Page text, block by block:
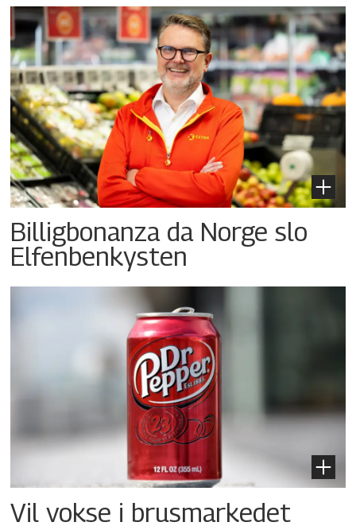
Billigbonanza da Norge slo
Elfenbenkysten
Vil vokse i brusmarkedet